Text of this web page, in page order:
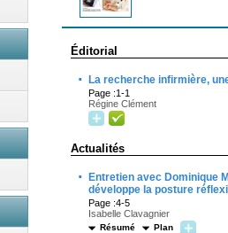
Éditorial
· La recherche infirmière,
Page :1-1
Régine Clément
Actualités
·
Entretien avec Dominique
développe la posture
Page :4-5
Isabelle Clavagnier
Résumé Plan